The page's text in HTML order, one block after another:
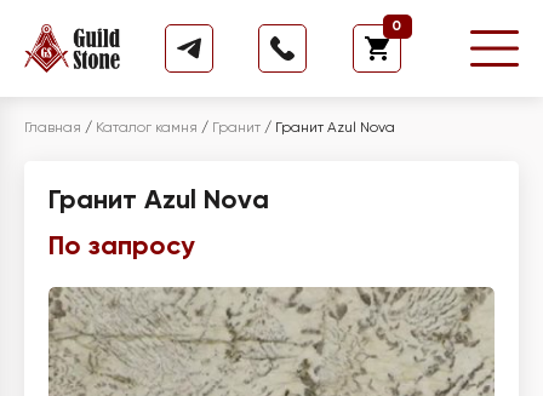
0
Главная / Каталог камня / Гранит / Гранит Azul Nova
Гранит Azul Nova
По запросу